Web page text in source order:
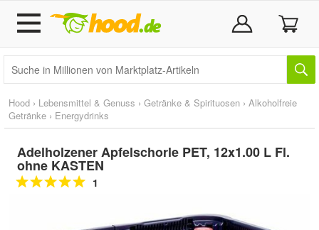
Hood › Lebensmittel & Genuss › Getränke & Spirituosen › Alkoholfreie
Getränke › Energydrinks
Adelholzener Apfelschorle PET, 12x1.00 L Fl.
ohne KASTEN
1